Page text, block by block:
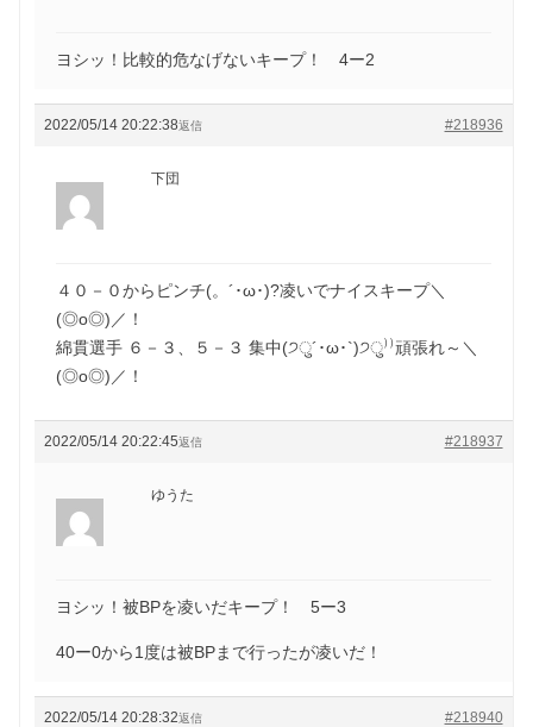
ヨシッ！比較的危なげないキープ！ 4ー2
2022/05/14 20:22:38 #218936
返信
下団
４０－０からピンチ(。´･ω･)?凌いでナイスキープ＼
(◎o◎)／！
綿貫選手 ６－３、５－３ 集中(੭ु´･ω･`)੭ु⁾⁾頑張れ～＼
(◎o◎)／！
2022/05/14 20:22:45 #218937
返信
ゆうた
ヨシッ！被BPを凌いだキープ！ 5ー3
40ー0から1度は被BPまで行ったが凌いだ！
2022/05/14 20:28:32 #218940
返信